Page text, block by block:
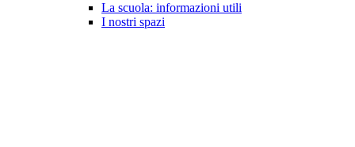
La scuola: informazioni utili
I nostri spazi